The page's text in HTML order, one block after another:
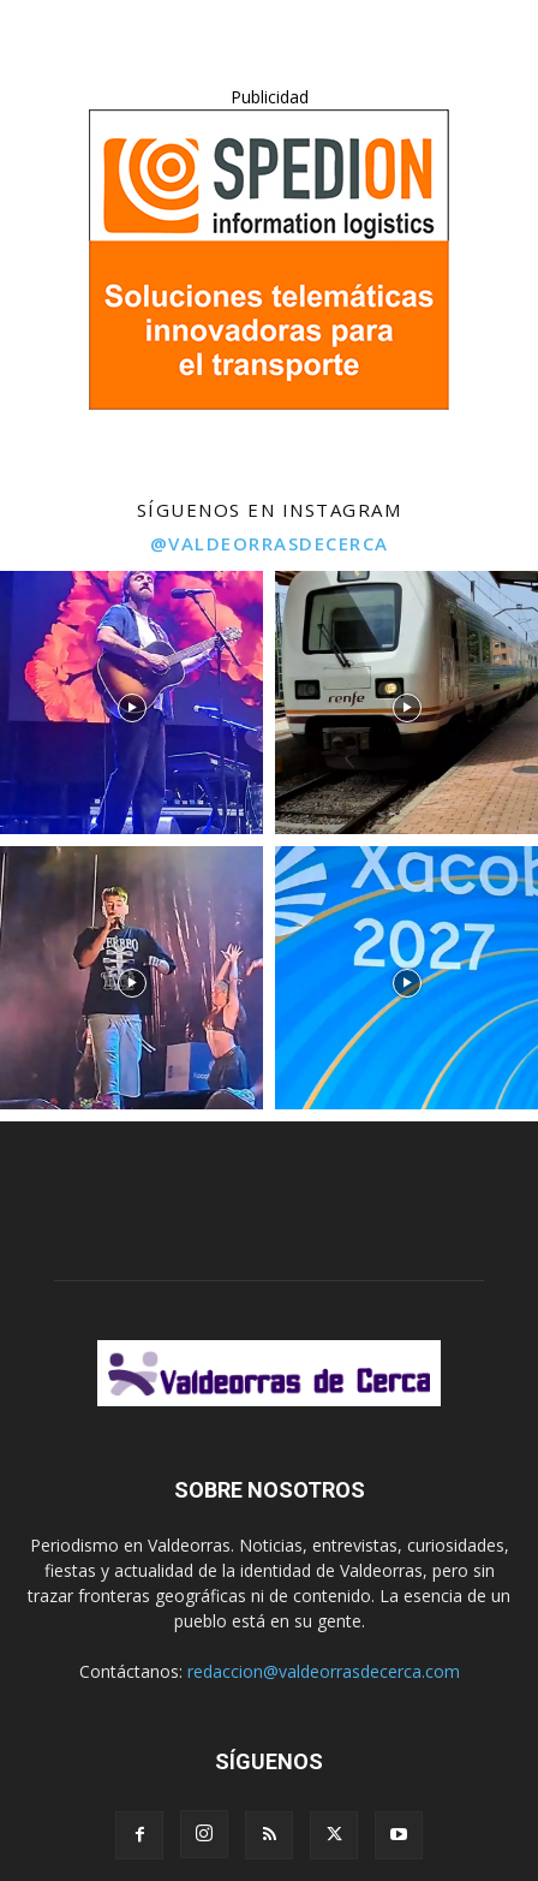
Publicidad
SÍGUENOS EN INSTAGRAM
@VALDEORRASDECERCA
SOBRE NOSOTROS
Periodismo en Valdeorras. Noticias, entrevistas, curiosidades,
fiestas y actualidad de la identidad de Valdeorras, pero sin
trazar fronteras geográficas ni de contenido. La esencia de un
pueblo está en su gente.
Contáctanos: redaccion@valdeorrasdecerca.com
SÍGUENOS